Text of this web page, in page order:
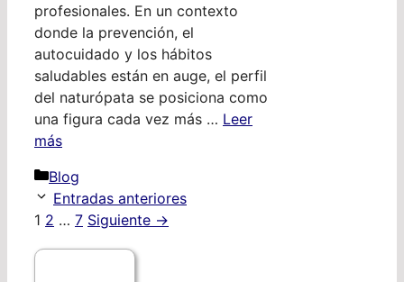
profesionales. En un contexto
donde la prevención, el
autocuidado y los hábitos
saludables están en auge, el perfil
del naturópata se posiciona como
una figura cada vez más … Leer
más
Categorías
Blog
Entradas anteriores
Página
1 Página
2 … Página
7 Siguiente →